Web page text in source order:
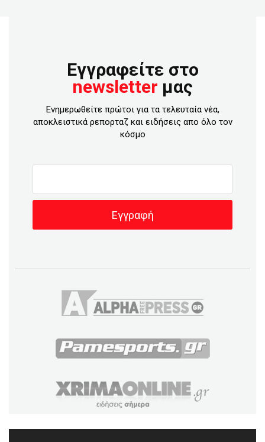
Εγγραφείτε στο
newsletter μας
Ενημερωθείτε πρώτοι για τα τελευταία νέα,
αποκλειστικά ρεπορταζ και ειδήσεις απο όλο τον
κόσμο